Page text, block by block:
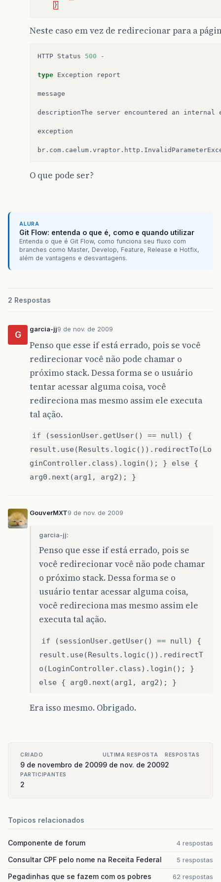
}
Neste caso em vez de redirecionar para a
HTTP Status 500 -
type Exception report
message
descriptionThe server encountered an internal
exception
br . com . caelum . vraptor . http .
O que pode ser?
ALURA
Git Flow: entenda o que é, como e quando utilizar
Entenda o que é Git Flow, como funciona seu fluxo com
branches como Master, Develop, Feature, Release e Hotfix,
além de vantagens e desvantagens.
2 Respostas
G
garcia-jj9 de nov. de 2009
Penso que esse if está errado, pois se você
redirecionar você não pode chamar o
próximo stack. Dessa forma se o usuário
tentar acessar alguma coisa, você
redireciona mas mesmo assim ele executa
tal ação.
if (sessionUser.getUser() == null) {
result.use(Results.logic()).redirectTo(Lo
ginController.class).login(); } else {
arg0.next(arg1, arg2); }
GouverMXT9 de nov. de 2009
garcia-jj:
Penso que esse if está errado, pois se
você redirecionar você não pode chamar
o próximo stack. Dessa forma se o
usuário tentar acessar alguma coisa,
você redireciona mas mesmo assim ele
executa tal ação.
if (sessionUser.getUser() == null) {
result.use(Results.logic()).redirectT
o(LoginController.class).login(); }
else { arg0.next(arg1, arg2); }
Era isso mesmo. Obrigado.
CRIADO
9 de novembro de 2009
ULTIMA RESPOSTA
9 de nov. de 2009
RESPOSTAS
2
PARTICIPANTES
2
Topicos relacionados
Componente de forum 4 respostas
Consultar CPF pelo nome na Receita Federal 5 respostas
Pegadinhas que se fazem com os pobres
62 respostas